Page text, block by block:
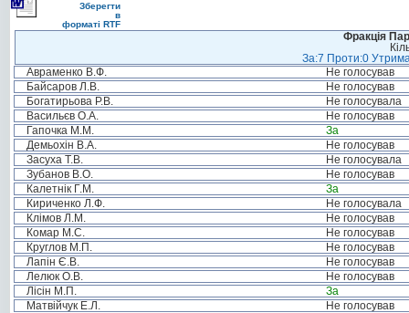
Зберегти
в
форматі RTF
Фракція
За:7 Проти:0
Авраменко В.Ф.
Не голосував
Байсаров Л.В.
Не голосував
Богатирьова Р.В.
Не голосувала
Васильєв О.А.
Не голосував
Гапочка М.М.
За
Демьохін В.А.
Не голосував
Засуха Т.В.
Не голосувала
Зубанов В.О.
Не голосував
Калетнік Г.М.
За
Кириченко Л.Ф.
Не голосувала
Клімов Л.М.
Не голосував
Комар М.С.
Не голосував
Круглов М.П.
Не голосував
Лапін Є.В.
Не голосував
Лелюк О.В.
Не голосував
Лісін М.П.
За
Матвійчук Е.Л.
Не голосував